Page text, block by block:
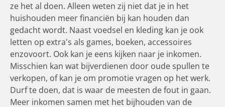
ze het al doen. Alleen weten zij niet dat je in het
huishouden meer financiën bij kan houden dan
gedacht wordt. Naast voedsel en kleding kan je ook
letten op extra's als games, boeken, accessoires
enzovoort. Ook kan je eens kijken naar je inkomen.
Misschien kan wat bijverdienen door oude spullen te
verkopen, of kan je om promotie vragen op het werk.
Durf te doen, dat is waar de meesten de fout in gaan.
Meer inkomen samen met het bijhouden van de